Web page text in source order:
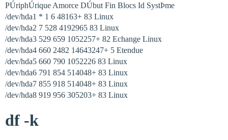
PÚriphÚrique Amorce DÚbut Fin Blocs Id SystÞme
/dev/hda1 * 1 6 48163+ 83 Linux
/dev/hda2 7 528 4192965 83 Linux
/dev/hda3 529 659 1052257+ 82 Echange Linux
/dev/hda4 660 2482 14643247+ 5 Etendue
/dev/hda5 660 790 1052226 83 Linux
/dev/hda6 791 854 514048+ 83 Linux
/dev/hda7 855 918 514048+ 83 Linux
/dev/hda8 919 956 305203+ 83 Linux
df -k